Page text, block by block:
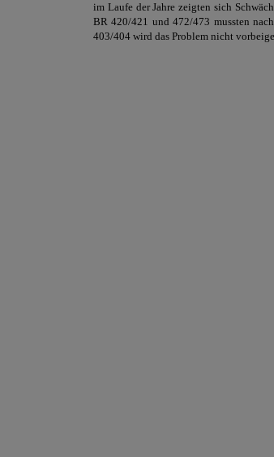
im Laufe der Jahre zeigten sich
BR 420/421 und 472/473 mussten
403/404 wird das Problem nicht